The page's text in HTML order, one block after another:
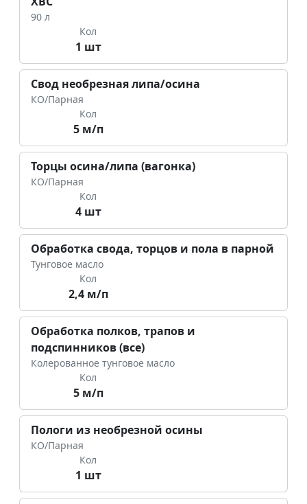
90 л
Кол
1 шт
Свод необрезная липа/осина
КО/Парная
Кол
5 м/п
Торцы осина/липа (вагонка)
КО/Парная
Кол
4 шт
Обработка свода, торцов и пола в парной
Тунговое масло
Кол
2,4 м/п
Обработка полков, трапов и
подспинников (все)
Колерованное тунговое масло
Кол
5 м/п
Пологи из необрезной осины
КО/Парная
Кол
1 шт